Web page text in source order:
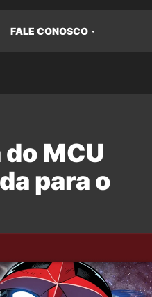
FALE CONOSCO
MCU
para o